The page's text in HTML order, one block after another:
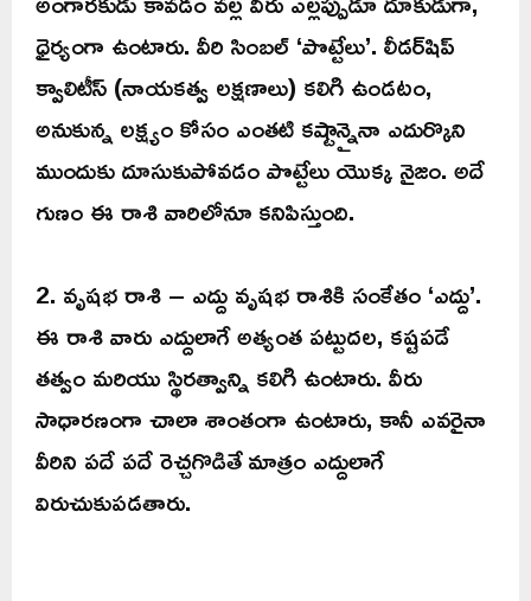
ధైర్యంగా ఉంటారు. వీరి సింబల్ ‘పొట్టేలు’. లీడర్‌షిప్
క్వాలిటీస్ (నాయకత్వ లక్షణాలు) కలిగి ఉండటం,
అనుకున్న లక్ష్యం కోసం ఎంతటి కష్టాన్నైనా ఎదుర్కొని
ముందుకు దూసుకుపోవడం పొట్టేలు యొక్క నైజం. అదే
గుణం ఈ రాశి వారిలోనూ కనిపిస్తుంది.
2. వృషభ రాశి – ఎద్దు వృషభ రాశికి సంకేతం ‘ఎద్దు’.
ఈ రాశి వారు ఎద్దులాగే అత్యంత పట్టుదల, కష్టపడే
తత్వం మరియు స్థిరత్వాన్ని కలిగి ఉంటారు. వీరు
సాధారణంగా చాలా శాంతంగా ఉంటారు, కానీ ఎవరైనా
వీరిని పదే పదే రెచ్చగొడితే మాత్రం ఎద్దులాగే
విరుచుకుపడతారు.